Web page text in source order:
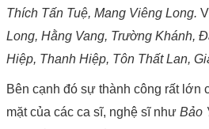
Thích Tấn Tuệ, Mang Viêng Long.
Long, Hằng Vang, Trường Khánh,
Hiệp, Thanh Hiệp, Tôn Thất Lan,
Bên cạnh đó sự thành công rất lớn
mặt của các ca sĩ, nghệ sĩ như Bảo